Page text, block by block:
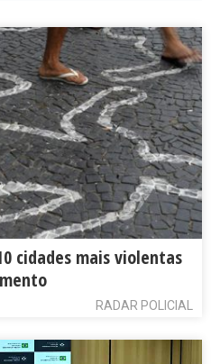
cidades mais violentas
RADAR POLICIAL